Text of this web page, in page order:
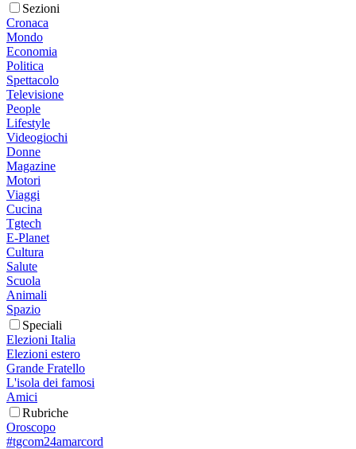
Sezioni
Cronaca
Mondo
Economia
Politica
Spettacolo
Televisione
People
Lifestyle
Videogiochi
Donne
Magazine
Motori
Viaggi
Cucina
Tgtech
E-Planet
Cultura
Salute
Scuola
Animali
Spazio
Speciali
Elezioni Italia
Elezioni estero
Grande Fratello
L'isola dei famosi
Amici
Rubriche
Oroscopo
#tgcom24amarcord